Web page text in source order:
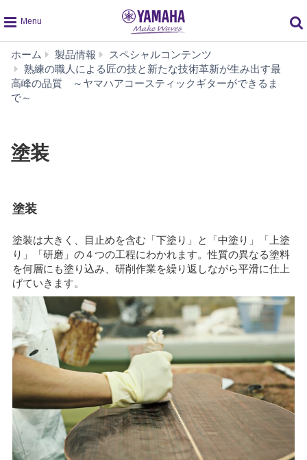
global
navigation
ホーム 製品情報
スペシャルコンテンツ
熟練の職人による匠の技と新たな技術革新が生み出す最
高峰の品質 ～ヤマハアコースティックギターができるま
で～
塗装
塗装
塗装は大きく、目止めを含む「下塗り」と「中塗り」「上塗
り」「研磨」の４つの工程にわかれます。性質の異なる塗料
を何層にも塗り込み、研削作業を繰り返しながら平滑に仕上
げていきます。